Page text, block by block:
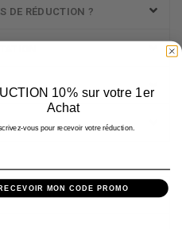
DE RÉDUCTION ?
?
ACCEPTEZ-VOUS ?
10% sur votre 1er
Achat
vous pour recevoir votre réduction.
MON CODE PROMO